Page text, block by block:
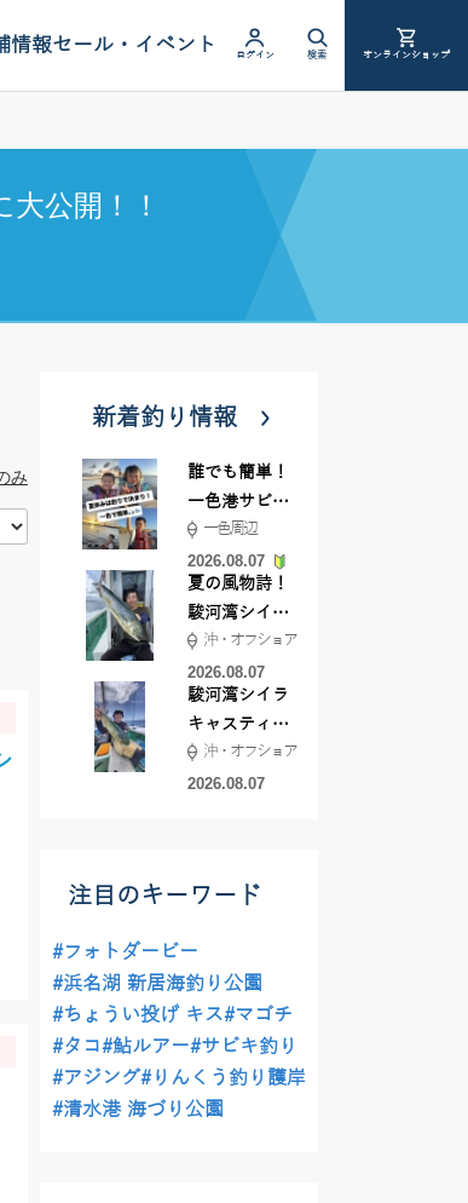
情報セール・イベント ログイン 検索 オンラインショップ
公開！！
み
新着釣り情報
誰でも簡単！
一色港サビキ
＆ちょい投げ
一色周辺
2026.08.07
夏の風物詩！
駿河湾シイラ
キャスティン
グ行ってきま
した！！
沖・オフショア
2026.08.07
駿河湾シイラ
キャスティン
グ行ってきま
した！
沖・オフショア
2026.08.07
注目のキーワード
#フォトダービー
#浜名湖 新居海釣り公園
#ちょうい投げ キス#マゴチ
#タコ#鮎ルアー#サビキ釣り
#アジング#りんくう釣り護岸
#清水港 海づり公園